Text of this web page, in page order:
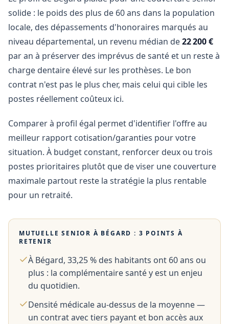
solide : le poids des plus de 60 ans dans la population
locale, des dépassements d'honoraires marqués au
niveau départemental, un revenu médian de22 200 €
par an à préserver des imprévus de santé et un reste à
charge dentaire élevé sur les prothèses. Le bon
contrat n'est pas le plus cher, mais celui qui cible les
postes réellement coûteux ici.
Comparer à profil égal permet d'identifier l'offre au
meilleur rapport cotisation/garanties pour votre
situation. À budget constant, renforcer deux ou trois
postes prioritaires plutôt que de viser une couverture
maximale partout reste la stratégie la plus rentable
pour un retraité.
MUTUELLE SENIOR À BÉGARD : 3 POINTS À
RETENIR
À Bégard, 33,25 % des habitants ont 60 ans ou
plus : la complémentaire santé y est un enjeu
du quotidien.
Densité médicale au-dessus de la moyenne —
un contrat avec tiers payant et bon accès aux